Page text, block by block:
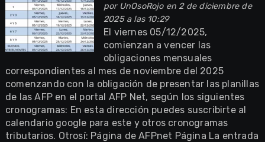
por UnOsoRojoen 2 de diciembre de
2025 a las 10:29
El viernes 05/12/2025,
comienzan a vencer las
obligaciones mensuales
correspondientes al mes de noviembre del 2025
comenzando con la obligación de presentar las planillas
de las AFP en el portal AFP Net, según los siguientes
cronogramas: En esta dirección puedes suscribirte al
calendario google para este y otros cronogramas
tributarios. Otrosí: Página de AFPnet Página La entrada